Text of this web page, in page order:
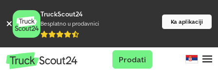
TruckScout24
Besplatno u prodavnici Ka aplikaciji
Prodati